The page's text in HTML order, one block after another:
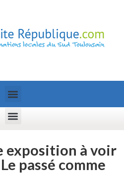
exposition à voir
passé comme